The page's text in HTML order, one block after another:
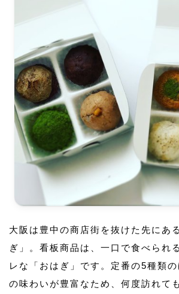
大阪は豊中の商店街を抜けた先にあ
ぎ」。看板商品は、一口で食べられ
レな「おはぎ」です。定番の5種類
の味わいが豊富なため、何度訪れて